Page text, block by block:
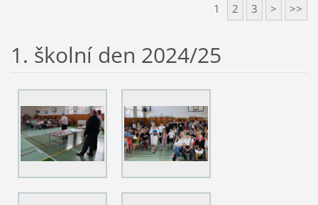
1 2 3 > >>
1. školní den 2024/25